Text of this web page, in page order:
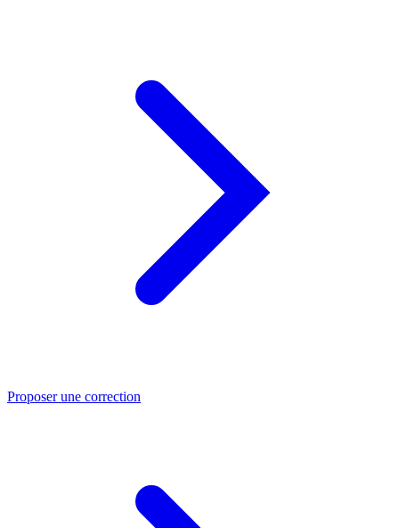
Proposer une correction